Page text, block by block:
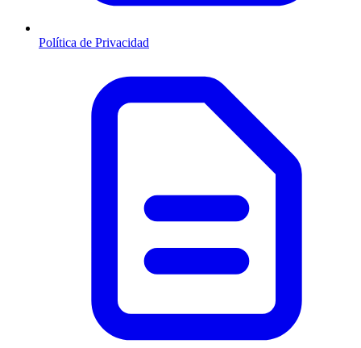
Política de Privacidad